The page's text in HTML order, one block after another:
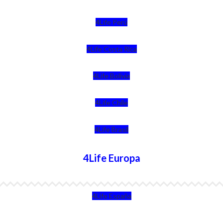
4Life Perú
4Life Costa Rica
4Life Bolivia
4Life Chile
4Life Brasil
4Life Europa
4Life España